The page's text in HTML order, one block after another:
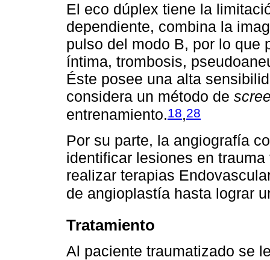
El eco dúplex tiene la
dependiente, combina la
pulso del modo B, por lo que
íntima, trombosis,
Éste posee una alta
considera un método de
entrenamiento.18,28
Por su parte, la angiografía
identificar lesiones en
realizar terapias
de angioplastía hasta lograr
Tratamiento
Al paciente traumatizado se